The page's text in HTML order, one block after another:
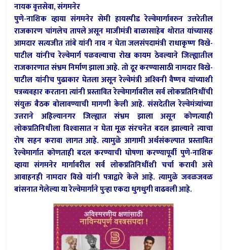
नायक वृत्तसेवा, संगमनेर
पुणे-नाशिक व्हाया संगमनेर सेमी हायस्पीड रेल्वेमार्गावरुन उत्तरेतील
राजकारण चांगलेच तापले असून माजीमंत्री बाळासाहेब थोरात यांच्यासह
आमदार सत्यजीत तांबे यांनी नाव न घेता जलसंपदामंत्री राधाकृष्ण विखे-
पाटील यांनीच रेल्वेमार्ग पळवल्याचा रोख कायम ठेवल्याने जिल्ह्यातील
राजकारणात संभ्रम निर्माण झाला आहे. तो दूर करण्यासाठी नामदार विखे-
पाटील यांनीच पुढाकार घेतला असून रेल्वेमंत्री अश्‍विनी वैष्णव यांच्याशी
पत्रव्यवहार करताना त्यांनी प्रस्तावित रेल्वेमार्गावरील सर्व लोकप्रतिनिधींची
संयुक्त बैठक बोलावण्याची मागणी केली आहे. संसदेतील रेल्वेमंत्र्यांच्या
उत्तराने अहिल्यानगर जिल्ह्यात संभ्रम झाला असून कोणत्याही
लोकप्रतिनिधीला विश्‍वासात न घेता मूळ संरचनेत बदल झाल्याने त्याचा
रोष सहन करावा लागत आहे. त्यामुळे आगामी अर्थसंकल्पात प्रस्तावित
रेल्वेमार्गात कोणताही बदल करण्याची घोषणा करण्यापूर्वी पुणे-नाशिक
व्हाया संगमनेर मार्गावरील सर्व लोकप्रतिनिधींशी चर्चा करावी असे
आवाहनही नामदार विखे यांनी पत्राद्वारे केले आहे. त्यामुळे जवळजवळ
बांसनात गेलेल्या या रेल्वेमार्गाने पुन्हा एकदा धुगधुगी वाढवली आहे.